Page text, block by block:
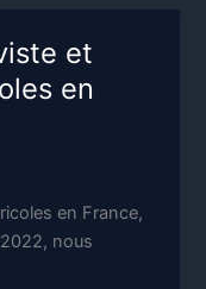
et
en
en France,
nous